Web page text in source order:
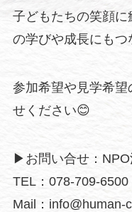
子どもたちの笑顔
の学びや成長にもつ
参加希望や見学希
せください😊
▶︎お問い合せ：
TEL：078-709-6500
Mail：info@human-